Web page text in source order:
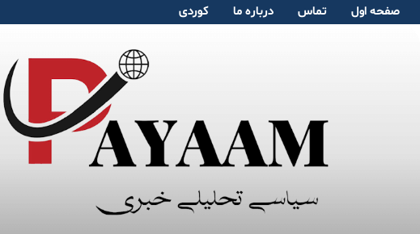
صفحە اول تماس دربارە ما کوردی